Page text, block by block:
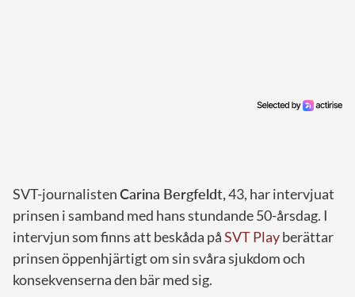
SVT-journalistenCarina Bergfeldt,43, har intervjuat
prinsen i samband med hans stundande 50-årsdag. I
intervjun som finns att beskåda påSVT Playberättar
prinsen öppenhjärtigt om sin svåra sjukdom och
konsekvenserna den bär med sig.